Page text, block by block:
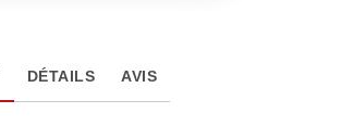
DÉTAILS AVIS